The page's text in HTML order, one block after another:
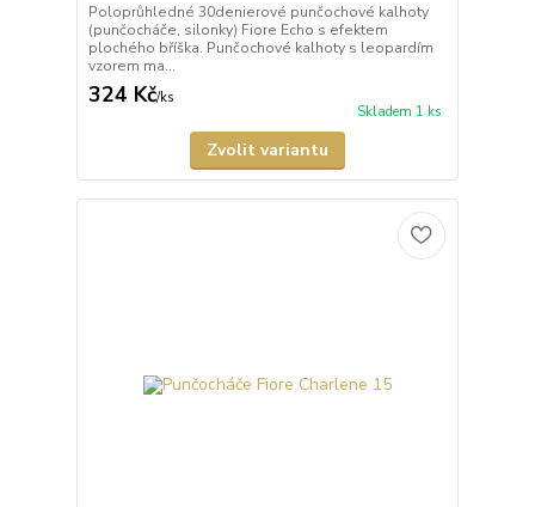
Poloprůhledné 30denierové punčochové kalhoty
(punčocháče, silonky) Fiore Echo s efektem
plochého bříška. Punčochové kalhoty s leopardím
vzorem ma...
324 Kč/ks
Skladem 1 ks
Zvolit variantu